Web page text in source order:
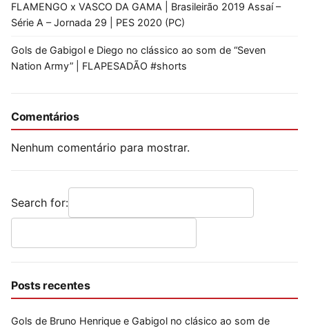
FLAMENGO x VASCO DA GAMA | Brasileirão 2019 Assaí –
Série A – Jornada 29 | PES 2020 (PC)
Gols de Gabigol e Diego no clássico ao som de “Seven
Nation Army” | FLAPESADÃO #shorts
Comentários
Nenhum comentário para mostrar.
Search for:
Posts recentes
Gols de Bruno Henrique e Gabigol no clásico ao som de